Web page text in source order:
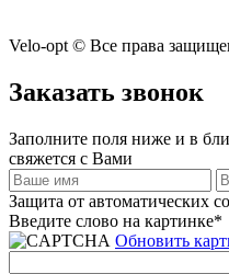
Velo-opt © Все права
Заказать звонок
Заполните поля ниже и в
свяжется с Вами
Защита от автоматических
Введите слово на картинке*
Обновить